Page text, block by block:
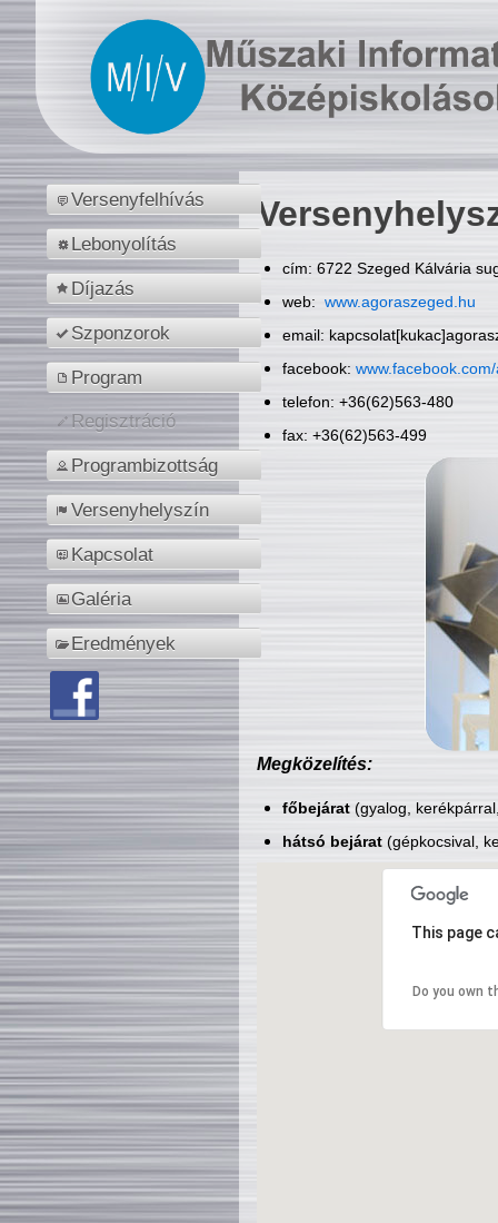
Versenyfelhívás
Lebonyolítás
Díjazás
Szponzorok
Program
Regisztráció
Programbizottság
Versenyhelyszín
Kapcsolat
Galéria
Eredmények
cím: 6722 Szeged Kálvária
web: www.agoraszeged.hu
email:
facebook:
telefon: +36(62)563-480
fax: +36(62)563-499
Megközelítés:
főbejárat(gyalog,
hátsó bejárat(gépkocsival,
This page
Do you own